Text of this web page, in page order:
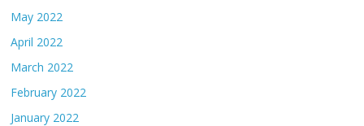
May 2022
April 2022
March 2022
February 2022
January 2022